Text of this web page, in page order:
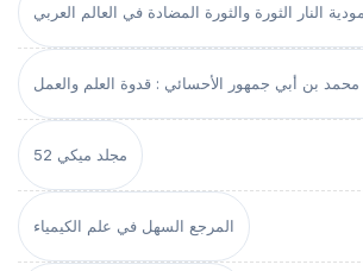
النار الثورة والثورة المضادة في العالم العربي
محمد بن أبي جمهور الأحسائي : قدوة العلم والعمل
مجلد ميكي 52
المرجع السهل في علم الكيمياء